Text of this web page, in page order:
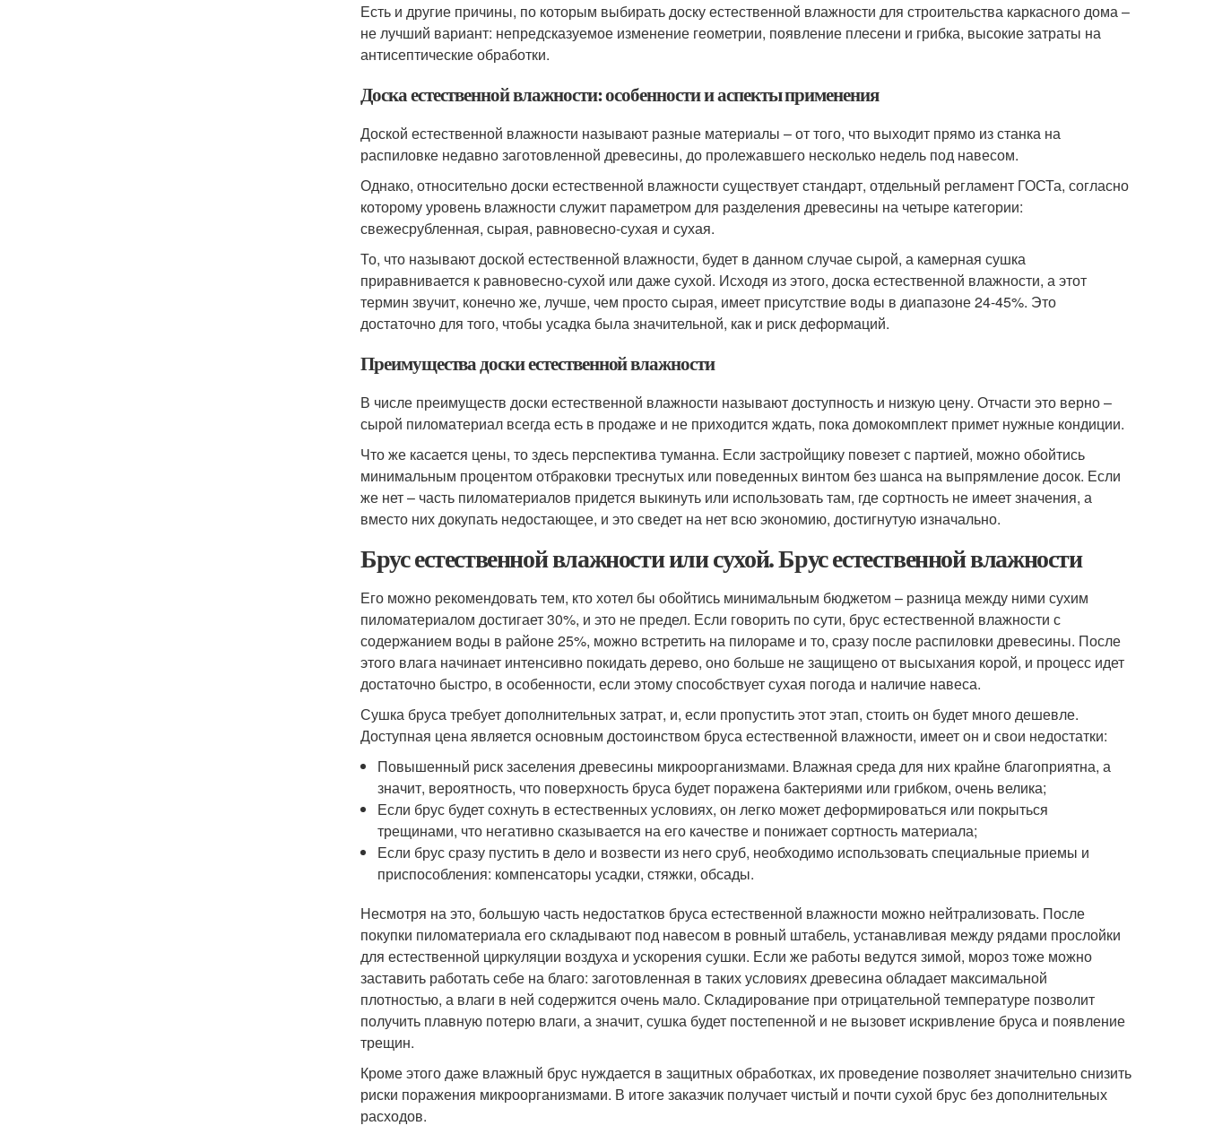
Есть и другие причины, по которым выбирать доску естественной влажности для строительства каркасного дома –
не лучший вариант: непредсказуемое изменение геометрии, появление плесени и грибка, высокие затраты на
антисептические обработки.
Доска естественной влажности: особенности и аспекты применения
Доской естественной влажности называют разные материалы – от того, что выходит прямо из станка на
распиловке недавно заготовленной древесины, до пролежавшего несколько недель под навесом.
Однако, относительно доски естественной влажности существует стандарт, отдельный регламент ГОСТа, согласно
которому уровень влажности служит параметром для разделения древесины на четыре категории:
свежесрубленная, сырая, равновесно-сухая и сухая.
То, что называют доской естественной влажности, будет в данном случае сырой, а камерная сушка
приравнивается к равновесно-сухой или даже сухой. Исходя из этого, доска естественной влажности, а этот
термин звучит, конечно же, лучше, чем просто сырая, имеет присутствие воды в диапазоне 24-45%. Это
достаточно для того, чтобы усадка была значительной, как и риск деформаций.
Преимущества доски естественной влажности
В числе преимуществ доски естественной влажности называют доступность и низкую цену. Отчасти это верно –
сырой пиломатериал всегда есть в продаже и не приходится ждать, пока домокомплект примет нужные кондиции.
Что же касается цены, то здесь перспектива туманна. Если застройщику повезет с партией, можно обойтись
минимальным процентом отбраковки треснутых или поведенных винтом без шанса на выпрямление досок. Если
же нет – часть пиломатериалов придется выкинуть или использовать там, где сортность не имеет значения, а
вместо них докупать недостающее, и это сведет на нет всю экономию, достигнутую изначально.
Брус естественной влажности или сухой. Брус естественной влажности
Его можно рекомендовать тем, кто хотел бы обойтись минимальным бюджетом – разница между ними сухим
пиломатериалом достигает 30%, и это не предел. Если говорить по сути, брус естественной влажности с
содержанием воды в районе 25%, можно встретить на пилораме и то, сразу после распиловки древесины. После
этого влага начинает интенсивно покидать дерево, оно больше не защищено от высыхания корой, и процесс идет
достаточно быстро, в особенности, если этому способствует сухая погода и наличие навеса.
Сушка бруса требует дополнительных затрат, и, если пропустить этот этап, стоить он будет много дешевле.
Доступная цена является основным достоинством бруса естественной влажности, имеет он и свои недостатки:
Повышенный риск заселения древесины микроорганизмами. Влажная среда для них крайне благоприятна, а
значит, вероятность, что поверхность бруса будет поражена бактериями или грибком, очень велика;
Если брус будет сохнуть в естественных условиях, он легко может деформироваться или покрыться
трещинами, что негативно сказывается на его качестве и понижает сортность материала;
Если брус сразу пустить в дело и возвести из него сруб, необходимо использовать специальные приемы и
приспособления: компенсаторы усадки, стяжки, обсады.
Несмотря на это, большую часть недостатков бруса естественной влажности можно нейтрализовать. После
покупки пиломатериала его складывают под навесом в ровный штабель, устанавливая между рядами прослойки
для естественной циркуляции воздуха и ускорения сушки. Если же работы ведутся зимой, мороз тоже можно
заставить работать себе на благо: заготовленная в таких условиях древесина обладает максимальной
плотностью, а влаги в ней содержится очень мало. Складирование при отрицательной температуре позволит
получить плавную потерю влаги, а значит, сушка будет постепенной и не вызовет искривление бруса и появление
трещин.
Кроме этого даже влажный брус нуждается в защитных обработках, их проведение позволяет значительно снизить
риски поражения микроорганизмами. В итоге заказчик получает чистый и почти сухой брус без дополнительных
расходов.